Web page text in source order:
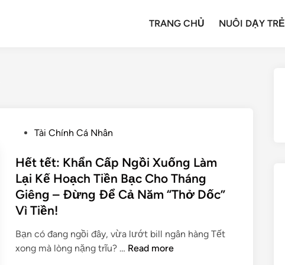
TRANG CHỦ NUÔI DẠY TRẺ
Tài Chính Cá Nhân
Hết tết: Khẩn Cấp Ngồi Xuống Làm
Lại Kế Hoạch Tiền Bạc Cho Tháng
Giêng – Đừng Để Cả Năm “Thở Dốc”
Vì Tiền!
Bạn có đang ngồi đây, vừa lướt bill ngân hàng Tết
xong mà lòng nặng trĩu? … Read more